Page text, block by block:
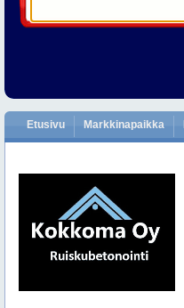
Etusivu Markkinapaikka